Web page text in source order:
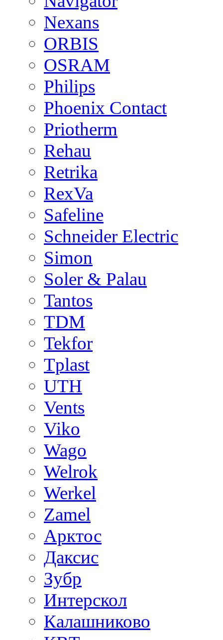
Nexans
ORBIS
OSRAM
Philips
Phoenix Contact
Priotherm
Rehau
Retrika
RexVa
Safeline
Schneider Electric
Simon
Soler & Palau
Tantos
TDM
Tekfor
Tplast
UTH
Vents
Viko
Wago
Welrok
Werkel
Zamel
Арктос
Даксис
Зубр
Интерскол
Калашниково